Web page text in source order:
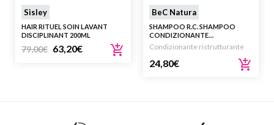
Sisley
HAIR RITUEL SOIN LAVANT
DISCIPLINANT 200ML
79,00€ 63,20€
BeC Natura
SHAMPOO R.C. SHAMPOO
CONDIZIONANTE
RISTRUTTURANTE 150 ML
Condizionante ristrutturante
24,80€